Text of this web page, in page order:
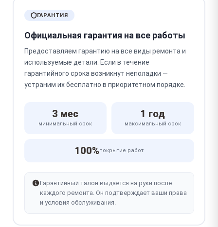
ГАРАНТИЯ
Официальная гарантия на все работы
Предоставляем гарантию на все виды ремонта и
используемые детали. Если в течение
гарантийного срока возникнут неполадки —
устраним их бесплатно в приоритетном порядке.
3 мес
минимальный срок
1 год
максимальный срок
100%покрытие работ
Гарантийный талон выдаётся на руки после
каждого ремонта. Он подтверждает ваши права
и условия обслуживания.